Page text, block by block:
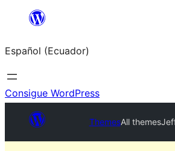
Saltar
contenido
Español (Ecuador)
Consigue WordPress
ThemesAll themes